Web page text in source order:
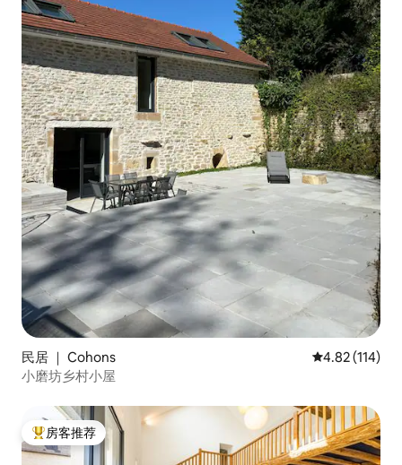
民居 ｜ Cohons 平均评分 4.82
4.82 (114)
小磨坊乡村小屋
热门「房客推荐」
房客推荐